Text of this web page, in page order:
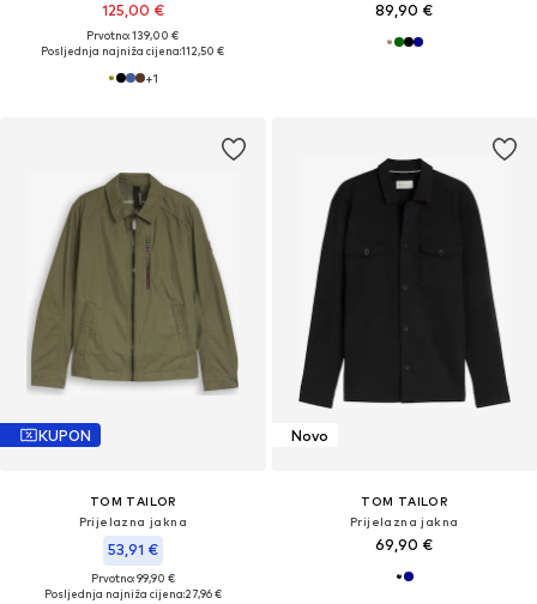
125,00 €
Prvotno: 139,00 €
Posljednja najniža cijena:112,50 €
+1
89,90 €
KUPON
TOM TAILOR
Prijelazna jakna
53,91 €
Prvotno: 99,90 €
Posljednja najniža cijena:27,96 €
Novo
TOM TAILOR
Prijelazna jakna
69,90 €